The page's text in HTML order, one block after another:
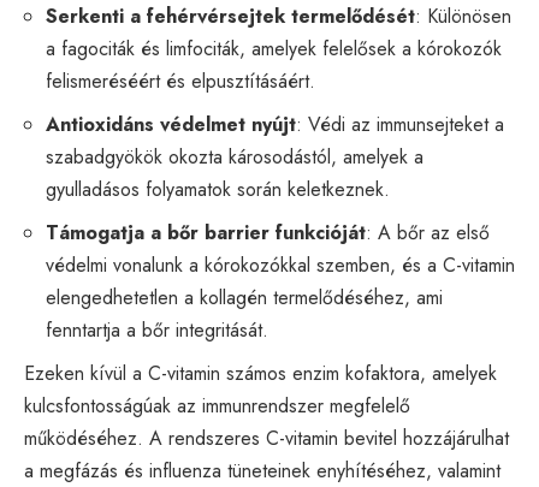
Serkenti a fehérvérsejtek termelődését: Különösen
a fagociták és limfociták, amelyek felelősek a kórokozók
felismeréséért és elpusztításáért.
Antioxidáns védelmet nyújt: Védi az immunsejteket a
szabadgyökök okozta károsodástól, amelyek a
gyulladásos folyamatok során keletkeznek.
Támogatja a bőr barrier funkcióját: A bőr az első
védelmi vonalunk a kórokozókkal szemben, és a C-vitamin
elengedhetetlen a kollagén termelődéséhez, ami
fenntartja a bőr integritását.
Ezeken kívül a C-vitamin számos enzim kofaktora, amelyek
kulcsfontosságúak az immunrendszer megfelelő
működéséhez. A rendszeres C-vitamin bevitel hozzájárulhat
a megfázás és influenza tüneteinek enyhítéséhez, valamint